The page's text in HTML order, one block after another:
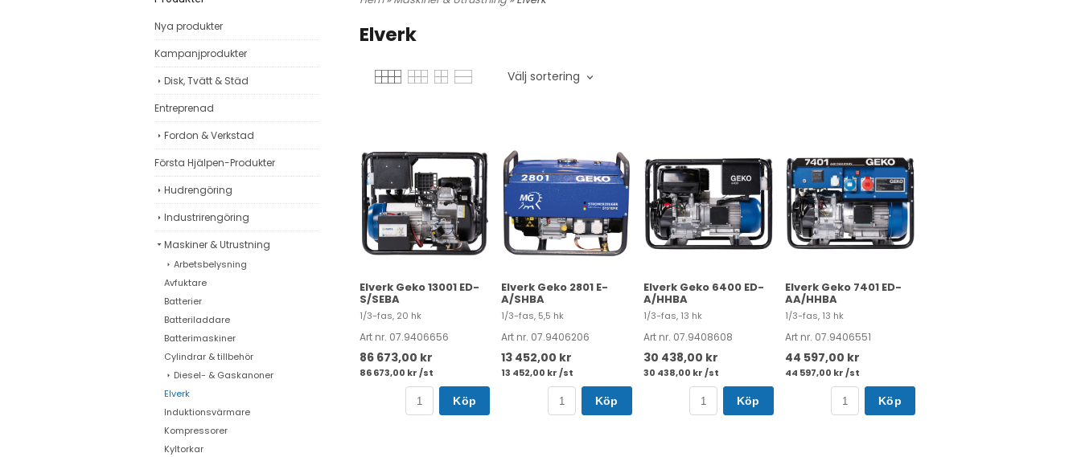
Nya produkter
Kampanjprodukter
Disk, Tvätt & Städ
Entreprenad
Fordon & Verkstad
Första Hjälpen-Produkter
Hudrengöring
Industrirengöring
Maskiner & Utrustning
Arbetsbelysning
Avfuktare
Batterier
Batteriladdare
Batterimaskiner
Cylindrar & tillbehör
Diesel- & Gaskanoner
Elverk
Induktionsvärmare
Kompressorer
Kyltorkar
Elverk
Välj sortering
Elverk Geko 13001 ED-
S/SEBA
1/3-fas, 20 hk
Art nr. 07.9406656
86 673,00 kr
86 673,00 kr /st
Köp
Elverk Geko 2801 E-
A/SHBA
1/3-fas, 5,5 hk
Art nr. 07.9406206
13 452,00 kr
13 452,00 kr /st
Köp
Elverk Geko 6400 ED-
A/HHBA
1/3-fas, 13 hk
Art nr. 07.9408608
30 438,00 kr
30 438,00 kr /st
Köp
Elverk Geko 7401 ED-
AA/HHBA
1/3-fas, 13 hk
Art nr. 07.9406551
44 597,00 kr
44 597,00 kr /st
Köp